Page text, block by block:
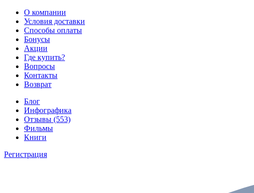
О компании
Условия доставки
Способы оплаты
Бонусы
Акции
Где купить?
Вопросы
Контакты
Возврат
Блог
Инфографика
Отзывы (553)
Фильмы
Книги
Регистрация